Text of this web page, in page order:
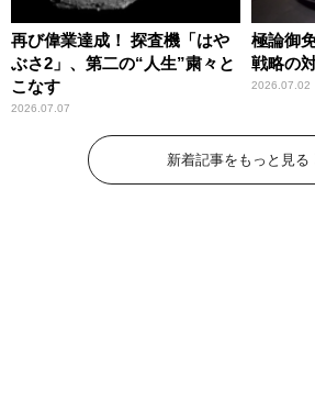
再び偉業達成！ 探査機「はや
ぶさ2」、第二の“人生”粛々と
こなす
2026.07.07
極論御
戦略の
2026.07.02
新着記事をもっと見る